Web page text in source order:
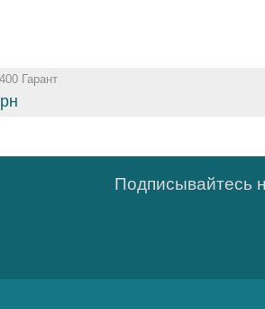
Гарант
Подписывайтесь